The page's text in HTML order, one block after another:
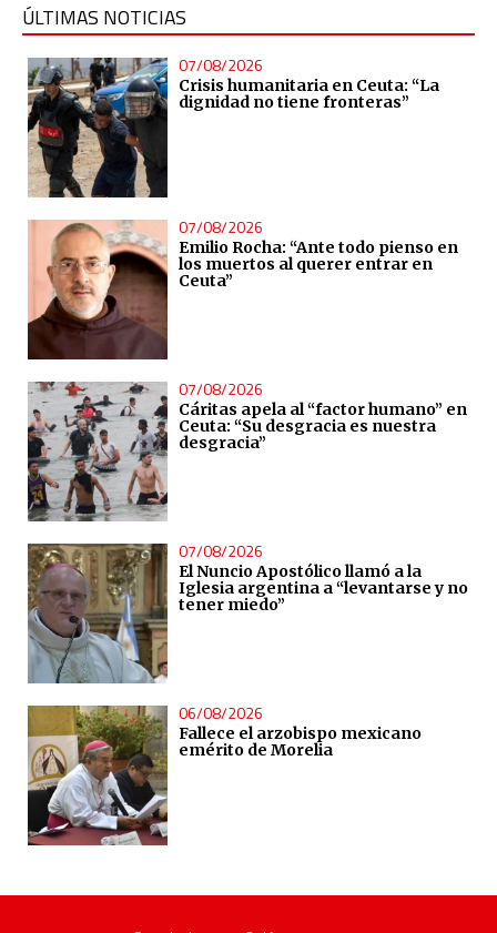
ÚLTIMAS NOTICIAS
07/08/2026
Crisis humanitaria en Ceuta: “La
dignidad no tiene fronteras”
07/08/2026
Emilio Rocha: “Ante todo pienso en
los muertos al querer entrar en
Ceuta”
07/08/2026
Cáritas apela al “factor humano” en
Ceuta: “Su desgracia es nuestra
desgracia”
07/08/2026
El Nuncio Apostólico llamó a la
Iglesia argentina a “levantarse y no
tener miedo”
06/08/2026
Fallece el arzobispo mexicano
emérito de Morelia